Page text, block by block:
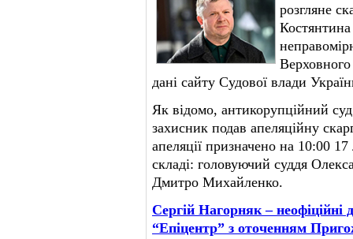
розгляне
дані сайту Судової влади
Як відомо, антикорупційний
захисник подав апеляційну
апеляції призначено на 10:00
складі: головуючий суддя
Дмитро Михайленко.
Сергій Нагорняк – неофіційні
“Епіцентр” з оточенням